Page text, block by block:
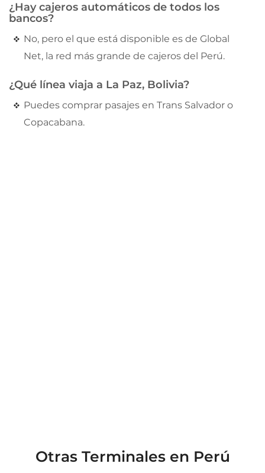
¿Hay cajeros automáticos de todos los
bancos?
No, pero el que está disponible es de Global
Net, la red más grande de cajeros del Perú.
¿Qué línea viaja a La Paz, Bolivia?
Puedes comprar pasajes en Trans Salvador o
Copacabana.
Otras Terminales en Perú